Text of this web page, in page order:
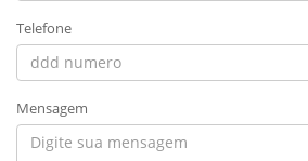
Telefone
Mensagem